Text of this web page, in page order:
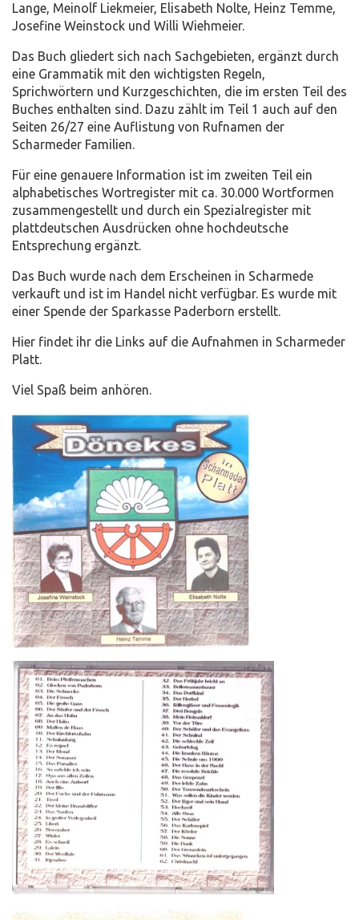
Lange, Meinolf Liekmeier, Elisabeth Nolte, Heinz Temme,
Josefine Weinstock und Willi Wiehmeier.
Das Buch gliedert sich nach Sachgebieten, ergänzt durch
eine Grammatik mit den wichtigsten Regeln,
Sprichwörtern und Kurzgeschichten, die im ersten Teil des
Buches enthalten sind. Dazu zählt im Teil 1 auch auf den
Seiten 26/27 eine Auflistung von Rufnamen der
Scharmeder Familien.
Für eine genauere Information ist im zweiten Teil ein
alphabetisches Wortregister mit ca. 30.000 Wortformen
zusammengestellt und durch ein Spezialregister mit
plattdeutschen Ausdrücken ohne hochdeutsche
Entsprechung ergänzt.
Das Buch wurde nach dem Erscheinen in Scharmede
verkauft und ist im Handel nicht verfügbar. Es wurde mit
einer Spende der Sparkasse Paderborn erstellt.
Hier findet ihr die Links auf die Aufnahmen in Scharmeder
Platt.
Viel Spaß beim anhören.